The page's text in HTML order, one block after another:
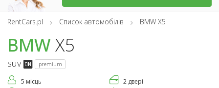
RentCars.pl Список автомобілів BMW X5
BMW X5
suv premium
5 місць
2 двері